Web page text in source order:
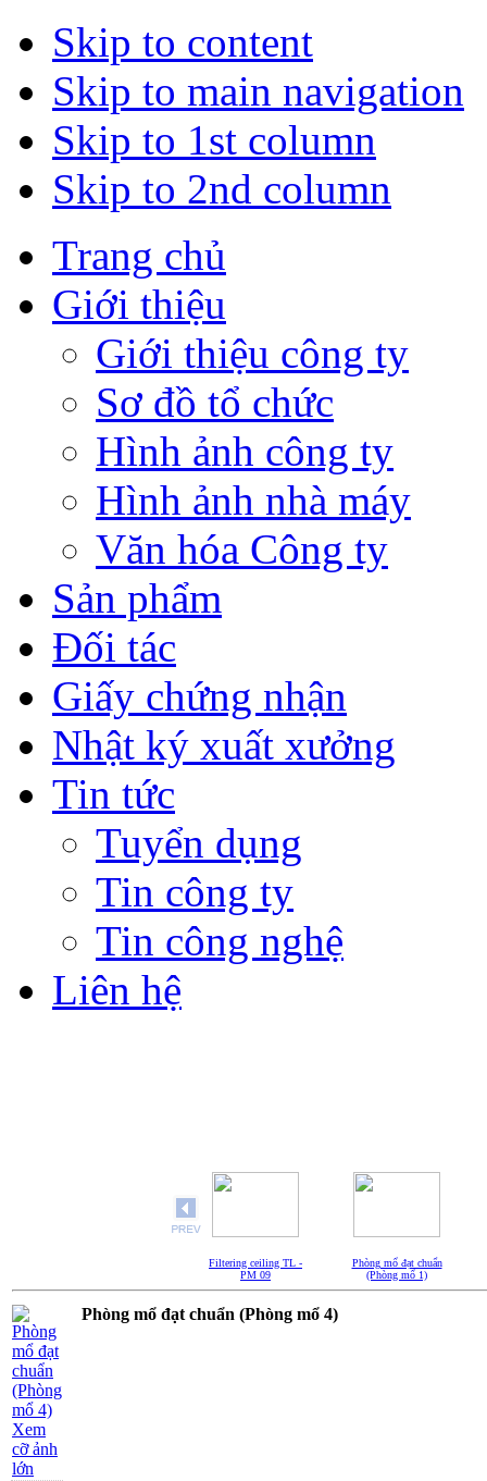
Skip to content
Skip to main navigation
Skip to 1st column
Skip to 2nd column
Trang chủ
Giới thiệu
Giới thiệu công ty
Sơ đồ tổ chức
Hình ảnh công ty
Hình ảnh nhà máy
Văn hóa Công ty
Sản phẩm
Đối tác
Giấy chứng nhận
Nhật ký xuất xưởng
Tin tức
Tuyển dụng
Tin công ty
Tin công nghệ
Liên hệ
Filtering ceiling TL -
PM 09
Phòng mổ đạt chuẩn
(Phòng mổ 1)
Xem
cỡ ảnh
lớn
Phòng mổ đạt chuẩn (Phòng mổ 4)